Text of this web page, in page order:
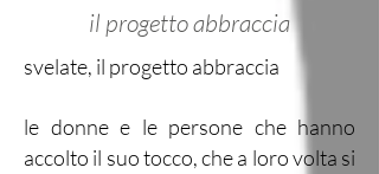
il progetto abbraccia
svelate, il progetto abbraccia
le donne e le persone che hanno
accolto il suo tocco, che a loro volta si